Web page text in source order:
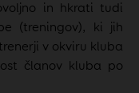
in hkrati tudi
(treningov), ki jih
v okviru kluba
članov kluba po